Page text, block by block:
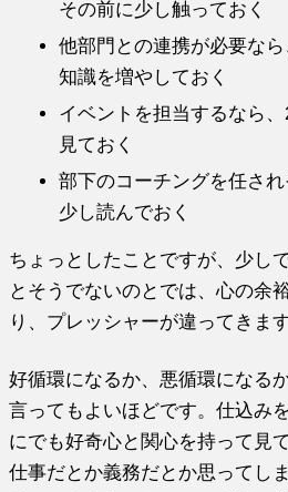
その前に少し触っておく
他部門との連携が必要なら
知識を増やしておく
イベントを担当するなら
見ておく
部下のコーチングを任さ
少し読んでおく
ちょっとしたことですが、 少し
とそうでないのとでは、心の余
り、プレッシャーが違ってきます
好循環になるか、悪循環になるか
言ってもよいほどです。仕込み
にでも好奇心と関心を持って見
仕事だとか義務だとか思ってしま